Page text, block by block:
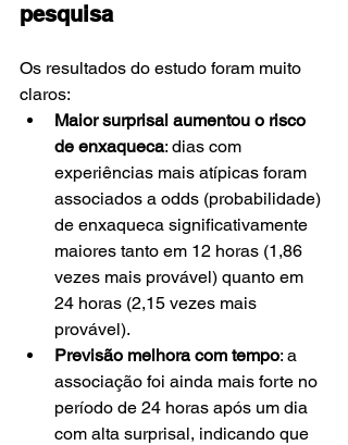
pesquisa
Os resultados do estudo foram muito
claros:
Maior surprisal aumentou o risco
de enxaqueca: dias com
experiências mais atípicas foram
associados a odds (probabilidade)
de enxaqueca significativamente
maiores tanto em 12 horas (1,86
vezes mais provável) quanto em
24 horas (2,15 vezes mais
provável).
Previsão melhora com tempo: a
associação foi ainda mais forte no
período de 24 horas após um dia
com alta surprisal, indicando que